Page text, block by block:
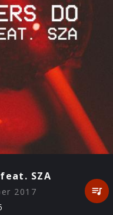
SZA
2017